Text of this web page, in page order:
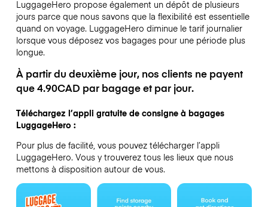
LuggageHero propose également un dépôt de plusieurs
jours parce que nous savons que la flexibilité est essentielle
quand on voyage. LuggageHero diminue le tarif journalier
lorsque vous déposez vos bagages pour une période plus
longue.
À partir du deuxième jour, nos clients ne payent
que 4.90CAD par bagage et par jour.
Téléchargez l’appli gratuite de consigne à bagages
LuggageHero :
Pour plus de facilité, vous pouvez télécharger l’appli
LuggageHero. Vous y trouverez tous les lieux que nous
mettons à disposition autour de vous.